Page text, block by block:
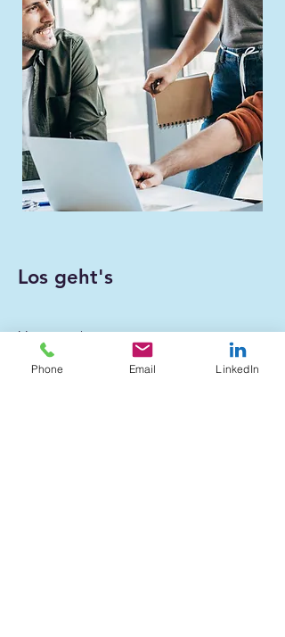
Los geht's
Vorname
Phone Email LinkedIn